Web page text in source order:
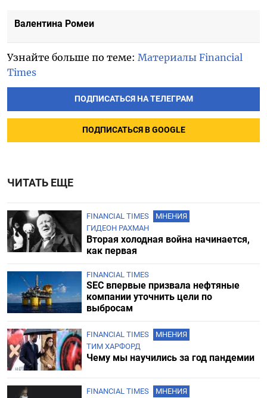
Валентина Ромеи
Узнайте больше по теме: Материалы Financial
Times
ПОДПИСАТЬСЯ НА ТЕЛЕГРАМ
ПОДПИСАТЬСЯ В GOOGLE
ЧИТАТЬ ЕЩЕ
FINANCIAL TIMES
МНЕНИЯ
ГИДЕОН РАХМАН
Вторая холодная война начинается,
как первая
FINANCIAL TIMES
SEC впервые призвала нефтяные
компании уточнить цели по
выбросам
FINANCIAL TIMES
МНЕНИЯ
ТИМ ХАРФОРД
Чему мы научились за год пандемии
FINANCIAL TIMES
МНЕНИЯ